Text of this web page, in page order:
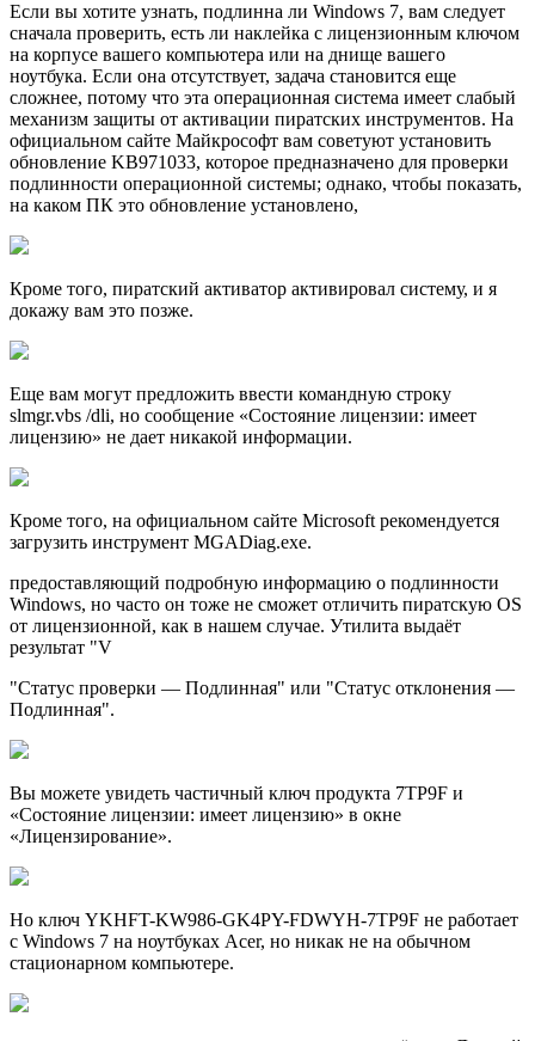
Если вы хотите узнать, подлинна ли Windows 7, вам следует
сначала проверить, есть ли наклейка с лицензионным ключом
на корпусе вашего компьютера или на днище вашего
ноутбука. Если она отсутствует, задача становится еще
сложнее, потому что эта операционная система имеет слабый
механизм защиты от активации пиратских инструментов. На
официальном сайте Майкрософт вам советуют установить
обновление KB971033, которое предназначено для проверки
подлинности операционной системы; однако, чтобы показать,
на каком ПК это обновление установлено,
Кроме того, пиратский активатор активировал систему, и я
докажу вам это позже.
Еще вам могут предложить ввести командную строку
slmgr.vbs /dli, но сообщение «Состояние лицензии: имеет
лицензию» не дает никакой информации.
Кроме того, на официальном сайте Microsoft рекомендуется
загрузить инструмент MGADiag.exe.
предоставляющий подробную информацию о подлинности
Windows, но часто он тоже не сможет отличить пиратскую OS
от лицензионной, как в нашем случае. Утилита выдаёт
результат "V
"Статус проверки — Подлинная" или "Статус отклонения —
Подлинная".
Вы можете увидеть частичный ключ продукта 7TP9F и
«Состояние лицензии: имеет лицензию» в окне
«Лицензирование».
Но ключ YKHFT-KW986-GK4PY-FDWYH-7TP9F не работает
с Windows 7 на ноутбуках Acer, но никак не на обычном
стационарном компьютере.